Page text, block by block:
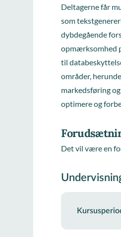
Deltagerne får
som
dybdegående
opmærksomhed
til
områder,
markedsføring
optimere og
Det vil være en